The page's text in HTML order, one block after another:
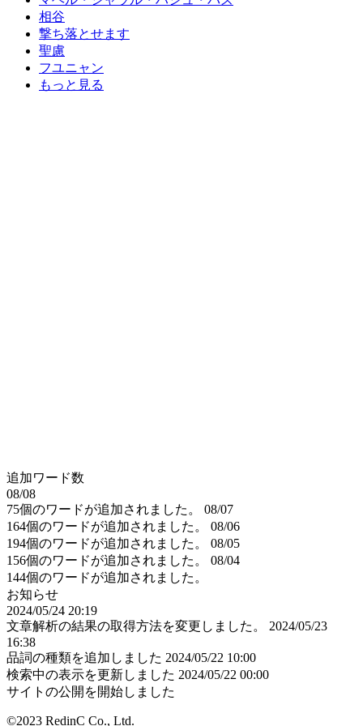
相谷
撃ち落とせます
聖慮
フユニャン
もっと見る
追加ワード数
08/08
75個のワードが追加されました。
08/07
164個のワードが追加されました。
08/06
194個のワードが追加されました。
08/05
156個のワードが追加されました。
08/04
144個のワードが追加されました。
お知らせ
2024/05/24 20:19
文章解析の結果の取得方法を変更しました。
2024/05/23
16:38
品詞の種類を追加しました 2024/05/22 10:00
検索中の表示を更新しました 2024/05/22 00:00
サイトの公開を開始しました
©2023 RedinC Co., Ltd.